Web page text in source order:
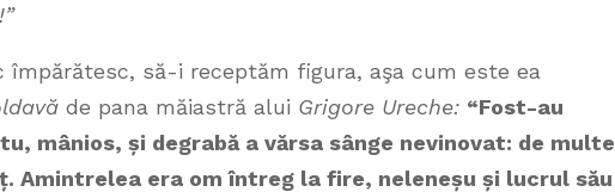
împărătesc, să-i receptăm figura, aşa cum este ea
de pana măiastră alui Grigore Ureche: “Fost-au
mânios, și degrabă a vărsa sânge nevinovat: de multe
ț. Amintrelea era om întreg la fire, neleneșu și lucrul său